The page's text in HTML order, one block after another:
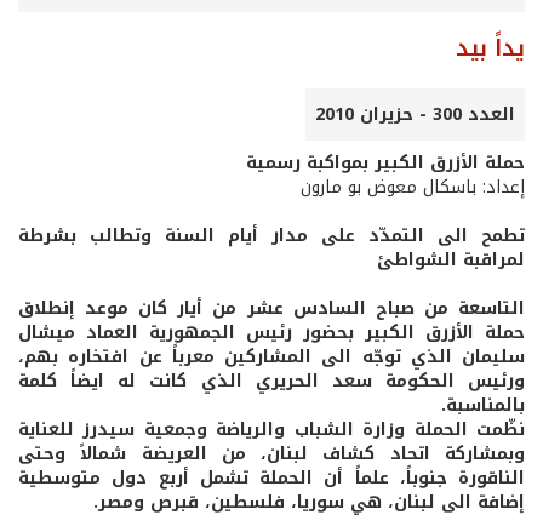
يداً بيد
العدد 300 - حزيران 2010
حملة الأزرق الكبير بمواكبة رسمية
إعداد: باسكال معوض بو مارون
تطمح الى التمدّد على مدار أيام السنة وتطالب بشرطة
لمراقبة الشواطئ
التاسعة من صباح السادس عشر من أيار كان موعد إنطلاق
حملة الأزرق الكبير بحضور رئيس الجمهورية العماد ميشال
سليمان الذي توجّه الى المشاركين معرباً عن افتخاره بهم،
ورئيس الحكومة سعد الحريري الذي كانت له ايضاً كلمة
بالمناسبة.
نظّمت الحملة وزارة الشباب والرياضة وجمعية سيدرز للعناية
وبمشاركة اتحاد كشاف لبنان، من العريضة شمالاً وحتى
الناقورة جنوباً، علماً أن الحملة تشمل أربع دول متوسطية
إضافة الى لبنان، هي سوريا، فلسطين، قبرص ومصر.